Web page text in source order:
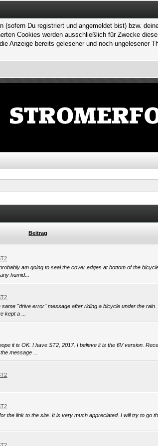
(sofern Du registriert und angemeldet bist) bzw.
Cookies werden ausschließlich für Zwecke
Anzeige bereits gelesener und noch
Beitrag
am going to seal the cover edges at bottom of the
humid...
"drive error" message after riding a bicycle under the
kept a ...
it is OK. I have ST2, 2017. I believe it is the 6V version.
message ...
the link to the site. It is very much appreciated. I will try to go